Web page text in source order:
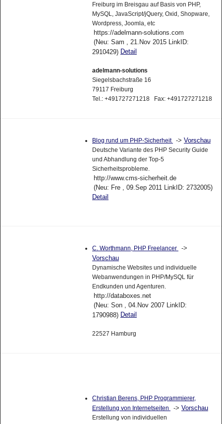
Freiburg im Breisgau auf Basis von PHP,
MySQL, JavaScript/jQuery, Oxid, Shopware,
Wordpress, Joomla, etc
https://adelmann-solutions.com
(Neu: Sam , 21.Nov 2015 LinkID:
2910429) Detail
adelmann-solutions
Siegelsbachstraße 16
79117 Freiburg
Tel.: +491727271218 Fax: +491727271218
Blog rund um PHP-Sicherheit -> Vorschau
Deutsche Variante des PHP Security Guide
und Abhandlung der Top-5
Sicherheitsprobleme.
http://www.cms-sicherheit.de
(Neu: Fre , 09.Sep 2011 LinkID: 2732005)
Detail
C. Worthmann, PHP Freelancer
->
Vorschau
Dynamische Websites und individuelle
Webanwendungen in PHP/MySQL für
Endkunden und Agenturen.
http://databoxes.net
(Neu: Son , 04.Nov 2007 LinkID:
1790988) Detail
22527 Hamburg
Christian Berens, PHP Programmierer,
Erstellung von Internetseiten
-> Vorschau
Erstellung von individuellen